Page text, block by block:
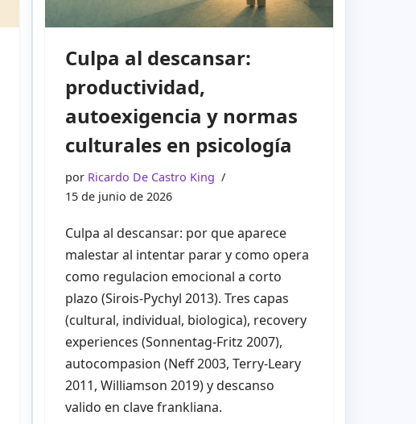
Culpa al descansar:
productividad,
autoexigencia y normas
culturales en psicología
por Ricardo De Castro King
15 de junio de 2026
Culpa al descansar: por que aparece
malestar al intentar parar y como opera
como regulacion emocional a corto
plazo (Sirois-Pychyl 2013). Tres capas
(cultural, individual, biologica), recovery
experiences (Sonnentag-Fritz 2007),
autocompasion (Neff 2003, Terry-Leary
2011, Williamson 2019) y descanso
valido en clave frankliana.